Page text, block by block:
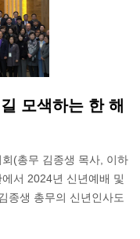
모색하는 한 해
(총무 김종생 목사, 이하
서 2024년 신년예배 및
종생 총무의 신년인사도